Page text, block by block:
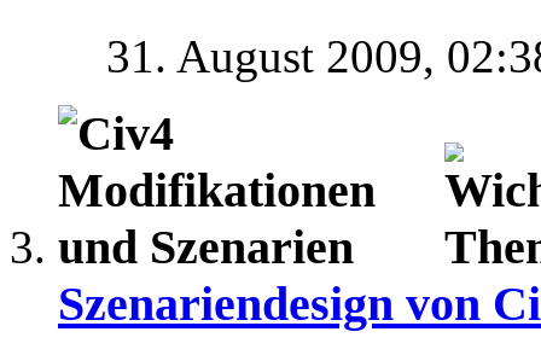
31. August 2009,
Szenariendesign von